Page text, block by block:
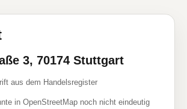
3, 70174 Stuttgart
aus dem Handelsregister
in OpenStreetMap noch nicht eindeutig